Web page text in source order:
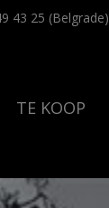
43 25 (Belgrade)
TE KOOP